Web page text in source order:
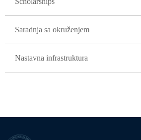
Saradnja sa okruženjem
Nastavna infrastruktura